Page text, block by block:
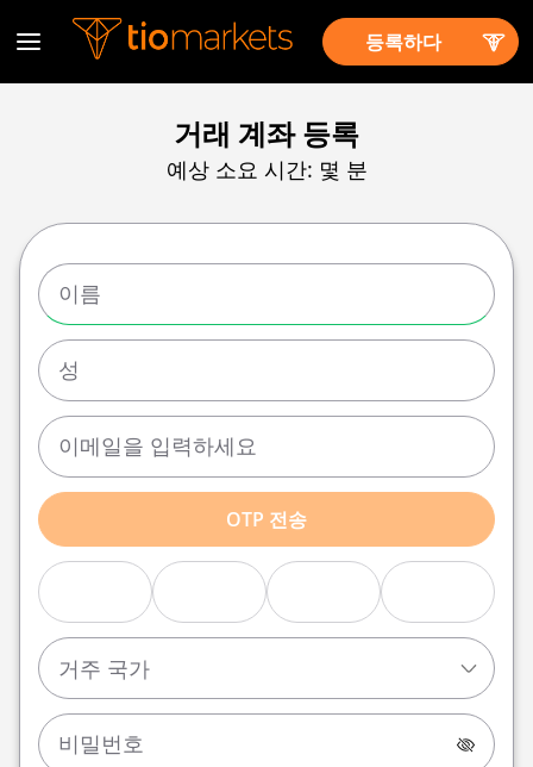
등록하다
거래 계좌 등록
예상 소요 시간: 몇 분
OTP 전송
거주 국가